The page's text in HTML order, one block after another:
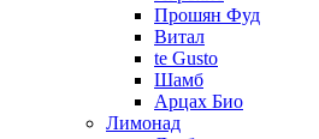
Прошян Фуд
Витал
te Gusto
Шамб
Арцах Био
Лимонад